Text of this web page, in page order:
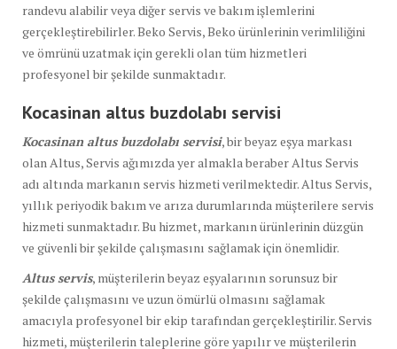
randevu alabilir veya diğer servis ve bakım işlemlerini
gerçekleştirebilirler. Beko Servis, Beko ürünlerinin verimliliğini
ve ömrünü uzatmak için gerekli olan tüm hizmetleri
profesyonel bir şekilde sunmaktadır.
Kocasinan altus buzdolabı servisi
Kocasinan altus buzdolabı servisi, bir beyaz eşya markası
olan Altus, Servis ağımızda yer almakla beraber Altus Servis
adı altında markanın servis hizmeti verilmektedir. Altus Servis,
yıllık periyodik bakım ve arıza durumlarında müşterilere servis
hizmeti sunmaktadır. Bu hizmet, markanın ürünlerinin düzgün
ve güvenli bir şekilde çalışmasını sağlamak için önemlidir.
Altus servis, müşterilerin beyaz eşyalarının sorunsuz bir
şekilde çalışmasını ve uzun ömürlü olmasını sağlamak
amacıyla profesyonel bir ekip tarafından gerçekleştirilir. Servis
hizmeti, müşterilerin taleplerine göre yapılır ve müşterilerin